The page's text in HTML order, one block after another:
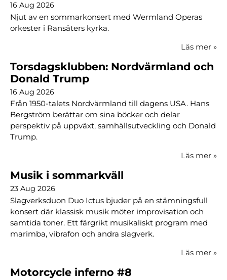
16 Aug 2026
Njut av en sommarkonsert med Wermland Operas
orkester i Ransäters kyrka.
Läs mer »
Torsdagsklubben: Nordvärmland och
Donald Trump
16 Aug 2026
Från 1950-talets Nordvärmland till dagens USA. Hans
Bergström berättar om sina böcker och delar
perspektiv på uppväxt, samhällsutveckling och Donald
Trump.
Läs mer »
Musik i sommarkväll
23 Aug 2026
Slagverksduon Duo Ictus bjuder på en stämningsfull
konsert där klassisk musik möter improvisation och
samtida toner. Ett färgrikt musikaliskt program med
marimba, vibrafon och andra slagverk.
Läs mer »
Motorcycle inferno #8